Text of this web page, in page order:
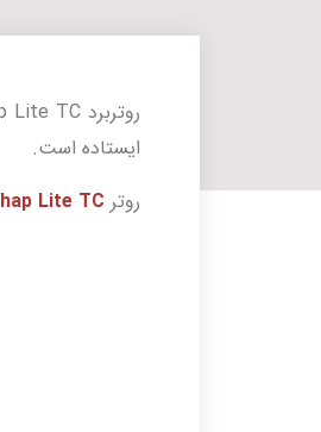
ایستاده است.
روتر hap Lite TC